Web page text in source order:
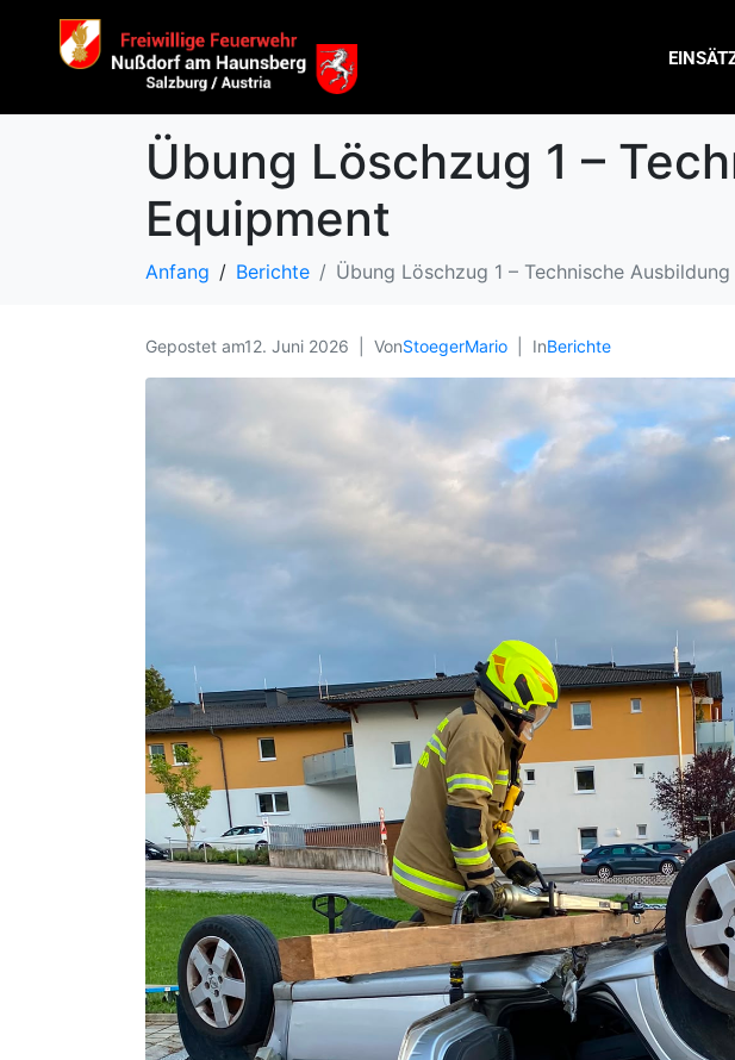
Übung Löschzug 1 –
Equipment
Anfang Berichte Übung Löschzug 1 – Technische
Gepostet am12. Juni 2026 VonStoegerMario InBerichte